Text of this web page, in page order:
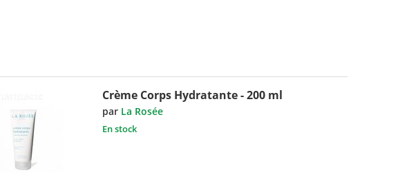
Crème Corps Hydratante - 200 ml
par La Rosée
En stock